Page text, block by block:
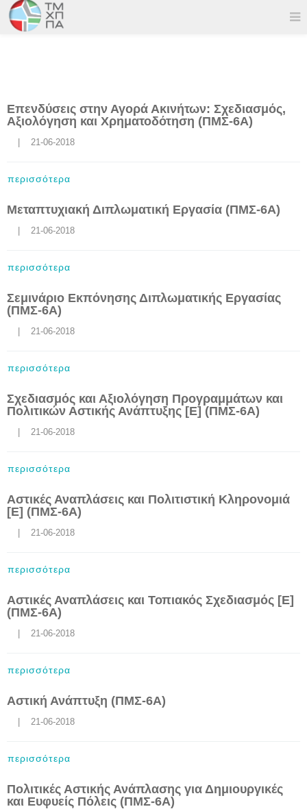
Επενδύσεις στην Αγορά Ακινήτων: Σχεδιασμός,
Αξιολόγηση και Χρηματοδότηση (ΠΜΣ-6Α)
    |    21-06-2018
περισσότερα
Μεταπτυχιακή Διπλωματική Εργασία (ΠΜΣ-6Α)
    |    21-06-2018
περισσότερα
Σεμινάριο Εκπόνησης Διπλωματικής Εργασίας
(ΠΜΣ-6Α)
    |    21-06-2018
περισσότερα
Σχεδιασμός και Αξιολόγηση Προγραμμάτων και
Πολιτικών Αστικής Ανάπτυξης [Ε] (ΠΜΣ-6Α)
    |    21-06-2018
περισσότερα
Αστικές Αναπλάσεις και Πολιτιστική Κληρονομιά
[Ε] (ΠΜΣ-6Α)
    |    21-06-2018
περισσότερα
Αστικές Αναπλάσεις και Τοπιακός Σχεδιασμός [Ε]
(ΠΜΣ-6Α)
    |    21-06-2018
περισσότερα
Αστική Ανάπτυξη (ΠΜΣ-6Α)
    |    21-06-2018
περισσότερα
Πολιτικές Αστικής Ανάπλασης για Δημιουργικές
και Ευφυείς Πόλεις (ΠΜΣ-6Α)